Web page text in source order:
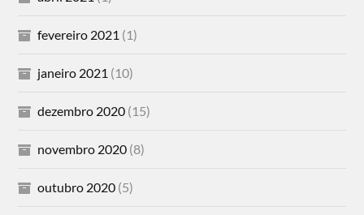
fevereiro 2021 (1)
janeiro 2021 (10)
dezembro 2020 (15)
novembro 2020 (8)
outubro 2020 (5)